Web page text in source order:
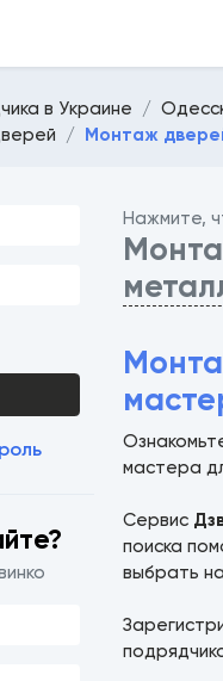
в Украине
Монтаж
Нажмите,
мастера
Сервис
поиска
выбрать